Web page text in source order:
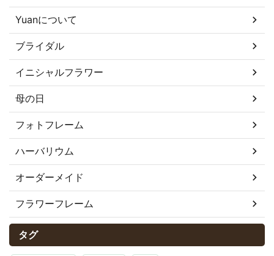
Yuanについて
ブライダル
イニシャルフラワー
母の日
フォトフレーム
ハーバリウム
オーダーメイド
フラワーフレーム
タグ